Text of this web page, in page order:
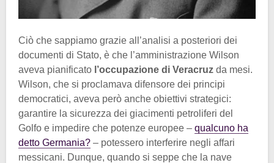
Ciò che sappiamo grazie all’analisi a posteriori dei
documenti di Stato, è che l’amministrazione Wilson
aveva pianificato l’occupazione di Veracruz da mesi.
Wilson, che si proclamava difensore dei principi
democratici, aveva però anche obiettivi strategici:
garantire la sicurezza dei giacimenti petroliferi del
Golfo e impedire che potenze europee – qualcuno ha
detto Germania? – potessero interferire negli affari
messicani. Dunque, quando si seppe che la nave